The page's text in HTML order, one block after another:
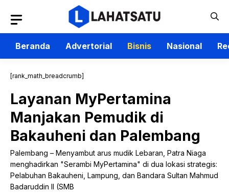
isi
Beranda
Advertorial Bisnis Nasional
[rank_math_breadcrumb]
Layanan MyPertamina
Manjakan Pemudik di
Bakauheni dan Palembang
Palembang – Menyambut arus mudik Lebaran, Patra Niaga
menghadirkan "Serambi MyPertamina" di dua lokasi strategis:
Pelabuhan Bakauheni, Lampung, dan Bandara Sultan Mahmud
Badaruddin II (SMB